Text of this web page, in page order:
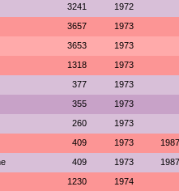
3241 1972
3657 1973
3653 1973
1318 1973
377 1973
355 1973
260 1973
409 1973 1987
409 1973 1987
1230 1974